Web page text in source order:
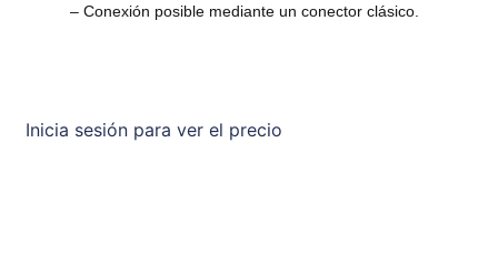
– Conexión posible mediante un conector clásico.
Inicia sesión para ver el precio